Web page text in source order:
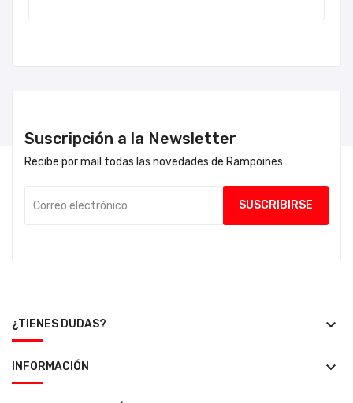
Suscripción a la Newsletter
Recibe por mail todas las novedades de Rampoines
¿TIENES DUDAS? keyboard_arrow_down
INFORMACIÓN keyboard_arrow_down